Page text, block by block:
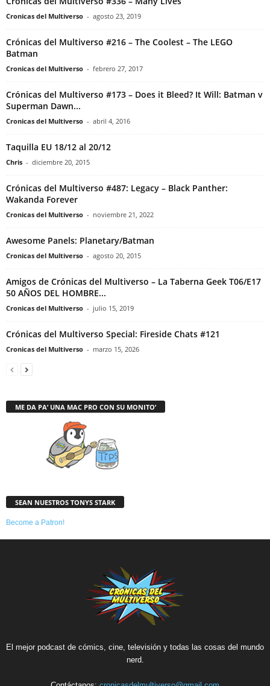
Cronicas del Multiverso - agosto 23, 2019
Crónicas del Multiverso #216 – The Coolest – The LEGO
Batman
Cronicas del Multiverso - febrero 27, 2017
Crónicas del Multiverso #173 – Does it Bleed? It Will: Batman v
Superman Dawn...
Cronicas del Multiverso - abril 4, 2016
Taquilla EU 18/12 al 20/12
Chris - diciembre 20, 2015
Crónicas del Multiverso #487: Legacy – Black Panther:
Wakanda Forever
Cronicas del Multiverso - noviembre 21, 2022
Awesome Panels: Planetary/Batman
Cronicas del Multiverso - agosto 20, 2015
Amigos de Crónicas del Multiverso – La Taberna Geek T06/E17
50 AÑOS DEL HOMBRE...
Cronicas del Multiverso - julio 15, 2019
Crónicas del Multiverso Special: Fireside Chats #121
Cronicas del Multiverso - marzo 15, 2026
ME DA PA’ UNA MAC PRO CON SU MONITO’
SEAN NUESTROS TONYS STARK
Become a Patron!
El mejor podcast de cómics, cine, televisión y todas las cosas del mundo
nerd.